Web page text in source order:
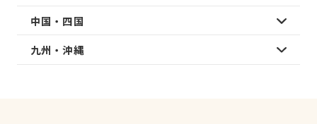
中国・四国
九州・沖縄